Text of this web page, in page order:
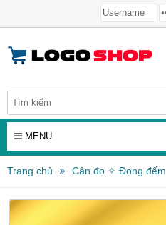
MENU
Trang chủ Cân đo ✧ Đong đếm